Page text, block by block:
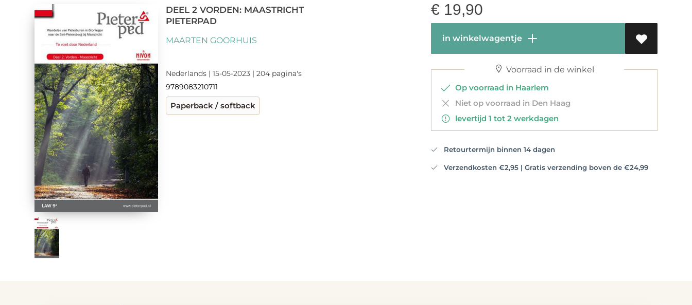
DEEL 2 VORDEN: MAASTRICHT
PIETERPAD
MAARTEN GOORHUIS
Nederlands | 15-05-2023 | 204 pagina's
9789083210711
Paperback / softback
€ 19,90
in winkelwagentje
Voorraad in de winkel
Op voorraad in Haarlem
Niet op voorraad in Den Haag
levertijd 1 tot 2 werkdagen
Retourtermijn binnen 14 dagen
Verzendkosten €2,95 | Gratis verzending boven de €24,99